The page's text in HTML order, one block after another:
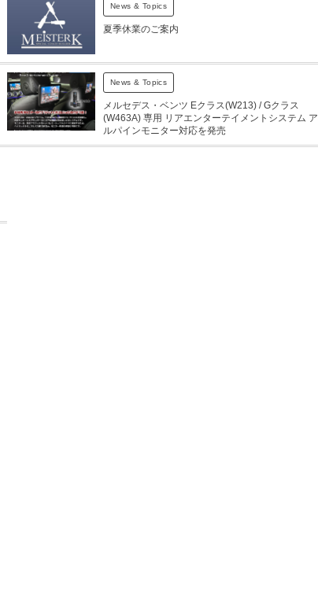
News & Topics
夏季休業のご案内
News & Topics
メルセデス・ベンツ Eクラス(W213) / Gクラス
(W463A) 専用 リアエンターテイメントシステム ア
ルパインモニター対応を発売